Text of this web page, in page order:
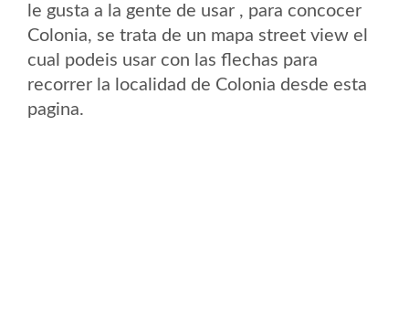
le gusta a la gente de usar , para concocer
Colonia, se trata de un mapa street view el
cual podeis usar con las flechas para
recorrer la localidad de Colonia desde esta
pagina.